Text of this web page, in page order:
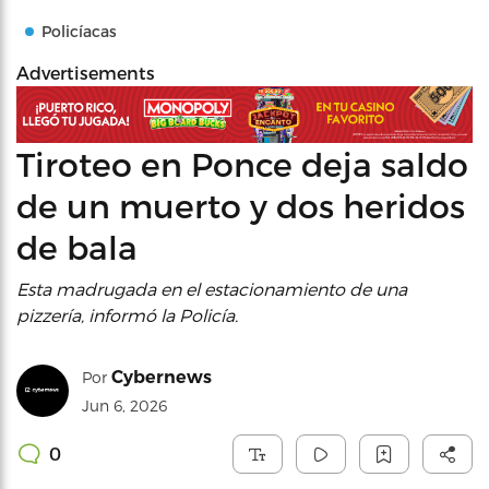
Policíacas
Advertisements
Tiroteo en Ponce deja saldo
de un muerto y dos heridos
de bala
Esta madrugada en el estacionamiento de una
pizzería, informó la Policía.
Por Cybernews
Jun 6, 2026
0